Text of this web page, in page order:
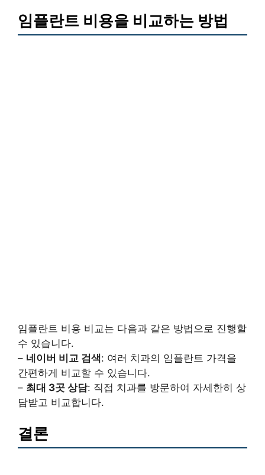
임플란트 비용을 비교하는 방법
임플란트 비용 비교는 다음과 같은 방법으로 진행할
수 있습니다.
– 네이버 비교 검색: 여러 치과의 임플란트 가격을
간편하게 비교할 수 있습니다.
– 최대 3곳 상담: 직접 치과를 방문하여 자세한히 상
담받고 비교합니다.
결론